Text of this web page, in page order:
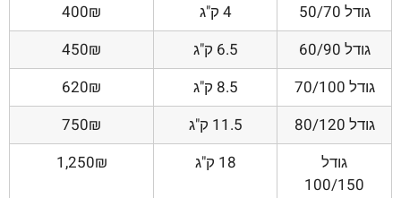
גודל 50/70
4 ק"ג
400₪
גודל 60/90
6.5 ק"ג
450₪
גודל 70/100
8.5 ק"ג
620₪
גודל 80/120
11.5 ק"ג
750₪
גודל
100/150
18 ק"ג 1,250₪